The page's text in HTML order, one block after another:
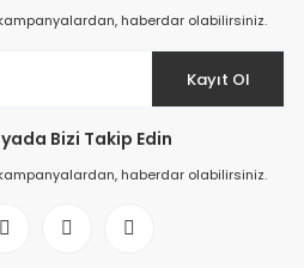
haberdar olabilirsiniz.
Kayıt Ol
Bizi Takip Edin
haberdar olabilirsiniz.